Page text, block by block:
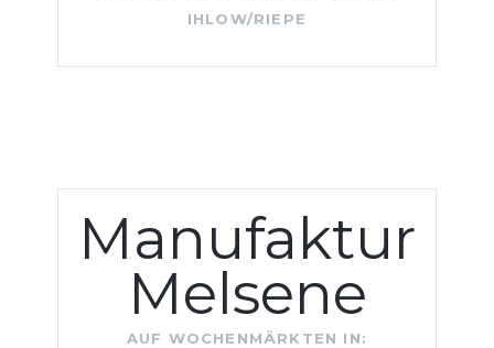
IHLOW/RIEPE
Manufaktur
Melsene
AUF WOCHENMÄRKTEN IN: